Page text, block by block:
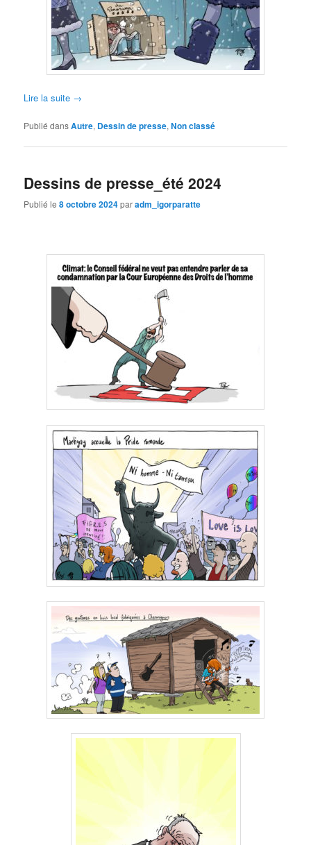
Lire la suite →
Publié dansAutre, Dessin de presse,Non classé
Dessins de presse_été 2024
Publié le8 octobre 2024paradm_igorparatte